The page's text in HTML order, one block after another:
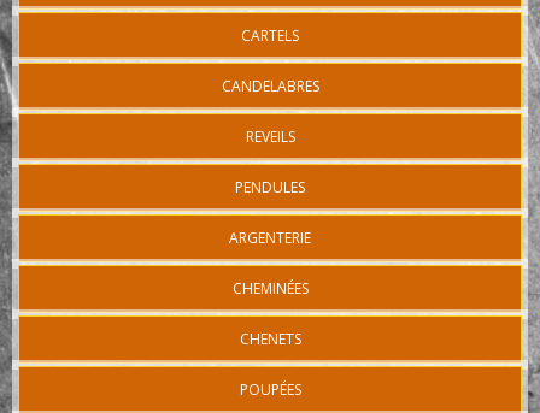
CARTELS
CANDELABRES
REVEILS
PENDULES
ARGENTERIE
CHEMINÉES
CHENETS
POUPÉES